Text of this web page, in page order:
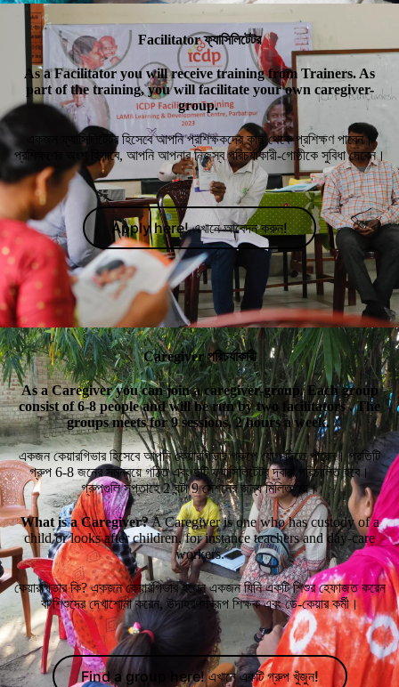
Facilitator ফ্যাসিলিটেটর
As a Facilitator you will receive training from Trainers. As
part of the training, you will facilitate your own caregiver-
group.
একজন ফ্যাসিলিটেটর হিসেবে আপনি প্রশিক্ষকদের কাছ থেকে প্রশিক্ষণ পাবেন।
প্রশিক্ষণের অংশ হিসাবে, আপনি আপনার নিজস্ব পরিচর্যাকারী-গোষ্ঠীকে সুবিধা দেবেন।
Apply here! এখানে আবেদন করুন!
Caregiver পরিচর্যাকারী
As a Caregiver you can join a caregiver-group. Each group
consist of 6-8 people and will be run by two facilitators . The
groups meets for 9 sessions, 2 hours a week.
একজন কেয়ারগিভার হিসেবে আপনি কেয়ারগিভার গ্রুপে যোগ দিতে পারেন। প্রতিটি
গ্রুপ 6-8 জনের সমন্বয়ে গঠিত এবং দুটি ফ্যাসিলিটেটর দ্বারা পরিচালিত হবে।
গ্রুপগুলি সপ্তাহে 2 ঘন্টা 9 সেশনের জন্য মিলিত হয়।
What is a Caregiver?A Caregiver is one who has custody of a
child or looks after children, for instance teachers and day-care
workers.
কেয়ারগিভার কি? একজন কেয়ারগিভার হলেন একজন যিনি একটি শিশুর হেফাজত করেন
বা শিশুদের দেখাশোনা করেন, উদাহরণস্বরূপ শিক্ষক এবং ডে-কেয়ার কর্মী।
Find a group here! এখানে একটি গ্রুপ খুঁজুন!